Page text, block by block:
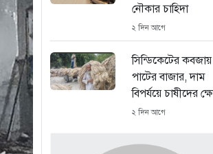
নৌকার চাহিদা
২ দিন আগে
সিন্ডিকেটের কবজায়
পাটের বাজার, দাম
বিপর্যয়ে চাষীদের
২ দিন আগে
শঙ্কিত জীবন-